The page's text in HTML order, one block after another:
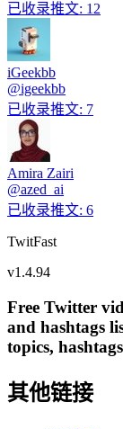
已收录推文: 12
iGeekbb
@igeekbb
已收录推文: 7
Amira Zairi
@azed_ai
已收录推文: 6
TwitFast
v1.4.94
Free Twitter
and hashtags
topics,
其他链接